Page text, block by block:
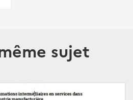
sujet